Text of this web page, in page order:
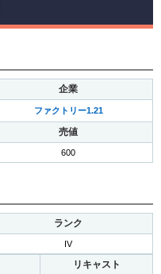
企業
ファクトリー1.21
売値
600
ランク
IV
リキャスト